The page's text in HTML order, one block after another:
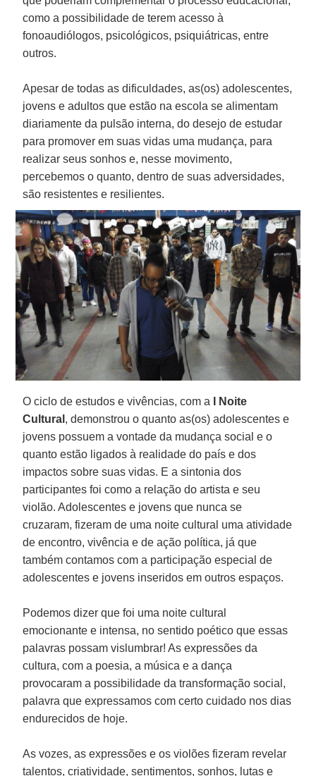
como a possibilidade de terem acesso à
fonoaudiólogos, psicológicos, psiquiátricas, entre
outros.
Apesar de todas as dificuldades, as(os) adolescentes,
jovens e adultos que estão na escola se alimentam
diariamente da pulsão interna, do desejo de estudar
para promover em suas vidas uma mudança, para
realizar seus sonhos e, nesse movimento,
percebemos o quanto, dentro de suas adversidades,
são resistentes e resilientes.
O ciclo de estudos e vivências, com a
I Noite
Cultural , demonstrou o quanto as(os) adolescentes e
jovens possuem a vontade da mudança social e o
quanto estão ligados à realidade do país e dos
impactos sobre suas vidas. E a sintonia dos
participantes foi como a relação do artista e seu
violão. Adolescentes e jovens que nunca se
cruzaram, fizeram de uma noite cultural uma atividade
de encontro, vivência e de ação política, já que
também contamos com a participação especial de
adolescentes e jovens inseridos em outros espaços.
Podemos dizer que foi uma noite cultural
emocionante e intensa, no sentido poético que essas
palavras possam vislumbrar! As expressões da
cultura, com a poesia, a música e a dança
provocaram a possibilidade da transformação social,
palavra que expressamos com certo cuidado nos dias
endurecidos de hoje.
As vozes, as expressões e os violões fizeram revelar
talentos, criatividade, sentimentos, sonhos, lutas e